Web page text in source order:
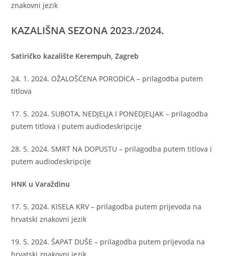
znakovni jezik
KAZALIŠNA SEZONA 2023./2024.
Satiričko kazalište Kerempuh, Zagreb
24. 1. 2024. OŽALOŠĆENA PORODICA – prilagodba putem
titlova
17. 5. 2024. SUBOTA, NEDJELJA I PONEDJELJAK – prilagodba
putem titlova i putem audiodeskripcije
28. 5. 2024. SMRT NA DOPUSTU – prilagodba putem titlova i
putem audiodeskripcije
HNK u Varaždinu
17. 5. 2024. KISELA KRV – prilagodba putem prijevoda na
hrvatski znakovni jezik
19. 5. 2024. ŠAPAT DUŠE – prilagodba putem prijevoda na